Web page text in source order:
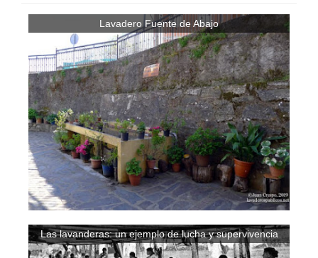
Lavadero Fuente de Abajo
Las lavanderas: un ejemplo de lucha y supervivencia